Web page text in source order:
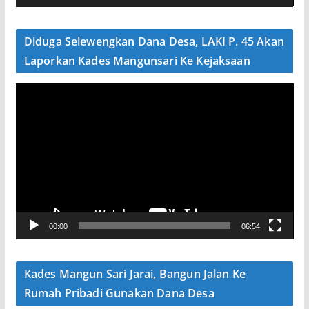
e
Diduga Selewengkan Dana Desa, LAKI P. 45 Akan
Laporkan Kades Mangunsari Ke Kejaksaan
V
e
00:00 06:54
Kades Mangun Sari Jarai, Bangun Jalan Ke
Rumah Pribadi Gunakan Dana Desa